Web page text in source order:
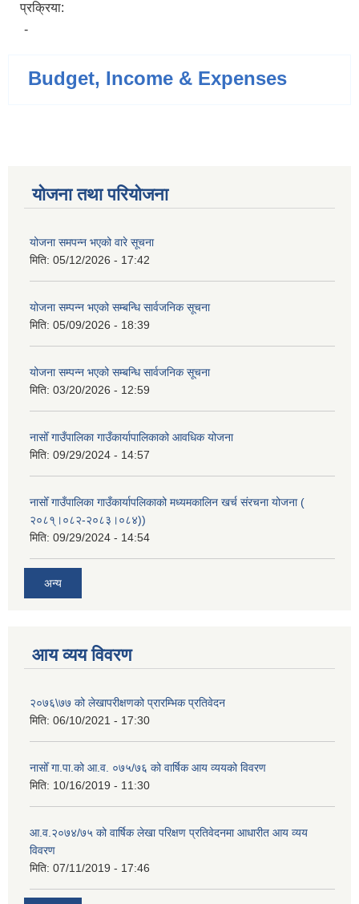
प्रक्रिया:
-
Budget, Income & Expenses
योजना तथा परियोजना
योजना समपन्न भएको वारे सूचना
मिति: 05/12/2026 - 17:42
योजना सम्पन्न भएको सम्बन्धि सार्वजनिक सूचना
मिति: 05/09/2026 - 18:39
योजना सम्पन्न भएको सम्बन्धि सार्वजनिक सूचना
मिति: 03/20/2026 - 12:59
नासोँ गाउँपालिका गाउँकार्यापालिकाको आवधिक योजना
मिति: 09/29/2024 - 14:57
नासोँ गाउँपालिका गाउँकार्यापलिकाको मध्यमकालिन खर्च संरचना योजना (
२०८१्।०८२-२०८३।०८४))
मिति: 09/29/2024 - 14:54
अन्य
आय व्यय विवरण
२०७६\७७ को लेखापरीक्षणको प्रारम्भिक प्रतिवेदन
मिति: 06/10/2021 - 17:30
नासोँ गा.पा.को आ.व. ०७५/७६ को वार्षिक आय व्ययको विवरण
मिति: 10/16/2019 - 11:30
आ.व.२०७४/७५ को वार्षिक लेखा परिक्षण प्रतिवेदनमा आधारीत आय व्यय
विवरण
मिति: 07/11/2019 - 17:46